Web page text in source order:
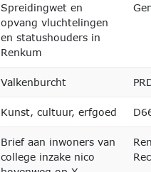
Spreidingwet en
opvang vluchtelingen
en statushouders in
Renkum
Valkenburcht
Kunst, cultuur, erfgoed
Brief aan inwoners van
college inzake nico